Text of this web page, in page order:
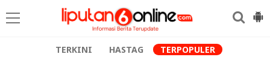
TERKINI HASTAG TERPOPULER